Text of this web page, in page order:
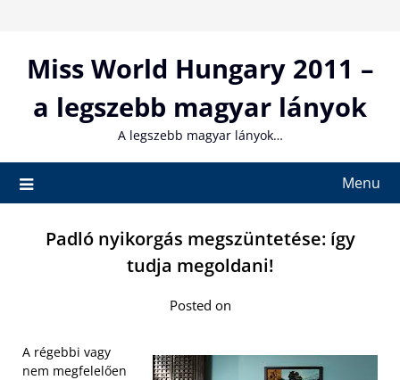
contentMiss World Hungary 2011 –
a legszebb magyar lányok
A legszebb magyar lányok…
Menu
Padló nyikorgás megszüntetése: így
tudja megoldani!
Posted on
A régebbi vagy
nem megfelelően